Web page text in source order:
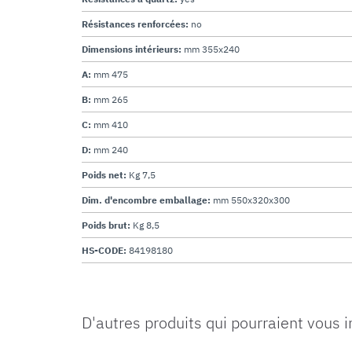
Résistances renforcées: no
Dimensions intérieurs: mm 355x240
A: mm 475
B: mm 265
C: mm 410
D: mm 240
Poids net: Kg 7,5
Dim. d'encombre emballage: mm 550x320x300
Poids brut: Kg 8,5
HS-CODE: 84198180
D'autres produits qui pourraient vous